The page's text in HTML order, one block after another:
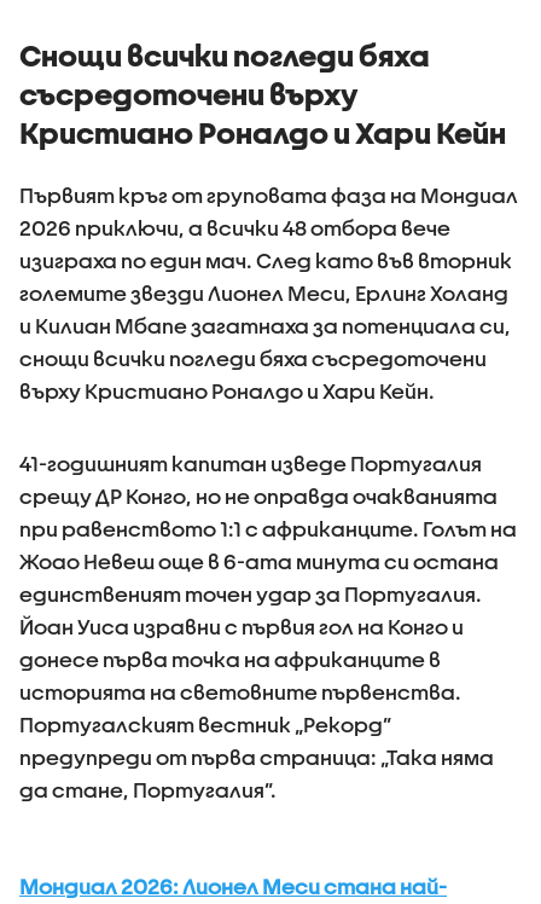
Снощи всички погледи бяха
съсредоточени върху
Кристиано Роналдо и Хари Кейн
Първият кръг от груповата фаза на Мондиал
2026 приключи, а всички 48 отбора вече
изиграха по един мач. След като във вторник
големите звезди Лионел Меси, Ерлинг Холанд
и Килиан Мбапе загатнаха за потенциала си,
снощи всички погледи бяха съсредоточени
върху Кристиано Роналдо и Хари Кейн.
41-годишният капитан изведе Португалия
срещу ДР Конго, но не оправда очакванията
при равенството 1:1 с африканците. Голът на
Жоао Невеш още в 6-ата минута си остана
единственият точен удар за Португалия.
Йоан Уиса изравни с първия гол на Конго и
донесе първа точка на африканците в
историята на световните първенства.
Португалският вестник „Рекорд”
предупреди от първа страница: „Така няма
да стане, Португалия”.
Мондиал 2026: Лионел Меси стана най-